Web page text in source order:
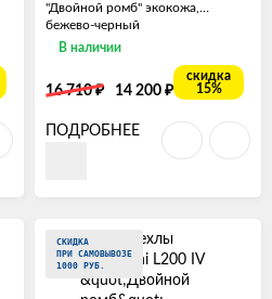
"Двойной ромб" экокожа,
бежево-черный
В наличии
16 710₽ 14 200 ₽
скидка
15%
ПОДРОБНЕЕ
СКИДКА
ПРИ САМОВЫВОЗЕ
1000 РУБ.